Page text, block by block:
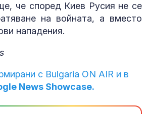
че според Киев Русия не се
на войната, а вместо
нападения.
с Bulgaria ON AIR и в
News Showcase.